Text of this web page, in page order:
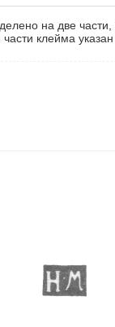
на две
клейма указан